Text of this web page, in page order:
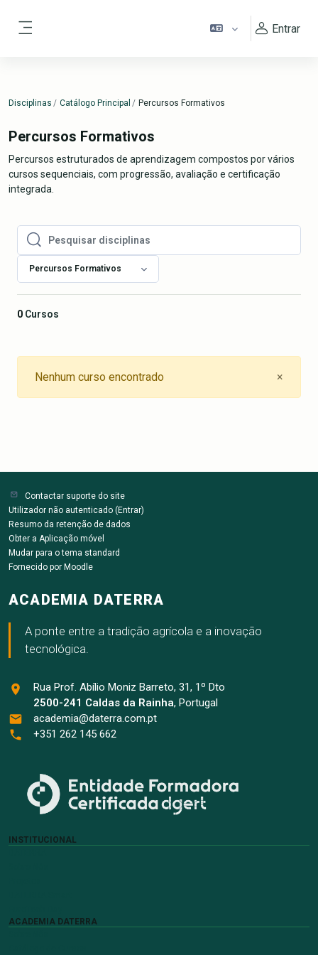
Entrar
Disciplinas Catálogo Principal Percursos Formativos
Percursos Formativos
Percursos estruturados de aprendizagem compostos por vários
cursos sequenciais, com progressão, avaliação e certificação
integrada.
Pesquisar disciplinas
Pesquisar disciplinas
Percursos Formativos
0 Cursos
×
Nenhum curso encontrado
Contactar suporte do site
Utilizador não autenticado (Entrar)
Resumo da retenção de dados
Obter a Aplicação móvel
Mudar para o tema standard
Fornecido por Moodle
ACADEMIA DATERRA
A ponte entre a tradição agrícola e a inovação
tecnológica.
Rua Prof. Abílio Moniz Barreto, 31, 1º Dto
2500-241 Caldas da Rainha, Portugal
academia@daterra.com.pt
+351 262 145 662
INSTITUCIONAL
ACADEMIA DATERRA